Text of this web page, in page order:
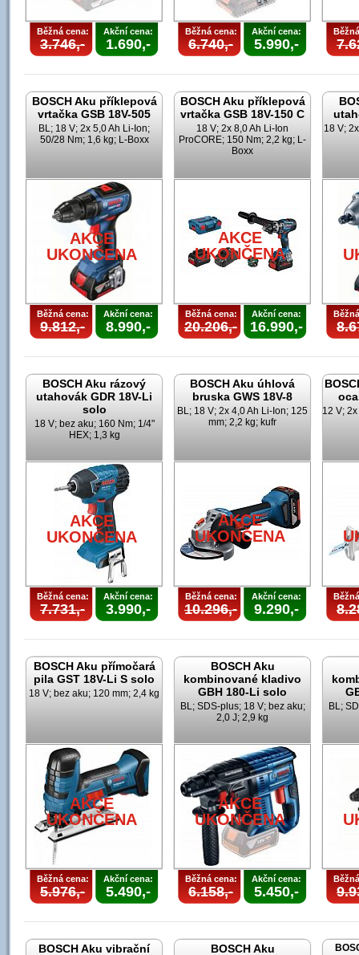
Běžná cena:
3.746,-
Akční cena:
1.690,-
Běžná cena:
6.740,-
Akční cena:
5.990,-
BOSCH Aku příklepová
vrtačka GSB 18V-505
BL; 18 V; 2x 5,0 Ah Li-Ion;
50/28 Nm; 1,6 kg; L-Boxx
AKCE
UKONČENA
Běžná cena:
9.812,-
Akční cena:
8.990,-
BOSCH Aku příklepová
vrtačka GSB 18V-150 C
18 V; 2x 8,0 Ah Li-Ion
ProCORE; 150 Nm; 2,2 kg; L-
Boxx
AKCE
UKONČENA
Běžná cena:
20.206,-
Akční cena:
16.990,-
18 V;
BOSCH Aku rázový
utahovák GDR 18V-Li
solo
18 V; bez aku; 160 Nm; 1/4"
HEX; 1,3 kg
AKCE
UKONČENA
Běžná cena:
7.731,-
Akční cena:
3.990,-
BOSCH Aku úhlová
bruska GWS 18V-8
BL; 18 V; 2x 4,0 Ah Li-Ion; 125
mm; 2,2 kg; kufr
AKCE
UKONČENA
Běžná cena:
10.296,-
Akční cena:
9.290,-
12 V;
BOSCH Aku přímočará
pila GST 18V-Li S solo
18 V; bez aku; 120 mm; 2,4 kg
AKCE
UKONČENA
Běžná cena:
5.976,-
Akční cena:
5.490,-
BOSCH Aku
kombinované kladivo
GBH 180-Li solo
BL; SDS-plus; 18 V; bez aku;
2,0 J; 2,9 kg
AKCE
UKONČENA
Běžná cena:
6.158,-
Akční cena:
5.450,-
BL;
BOSCH Aku vibrační
BOSCH Aku